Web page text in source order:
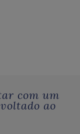
com um
ao